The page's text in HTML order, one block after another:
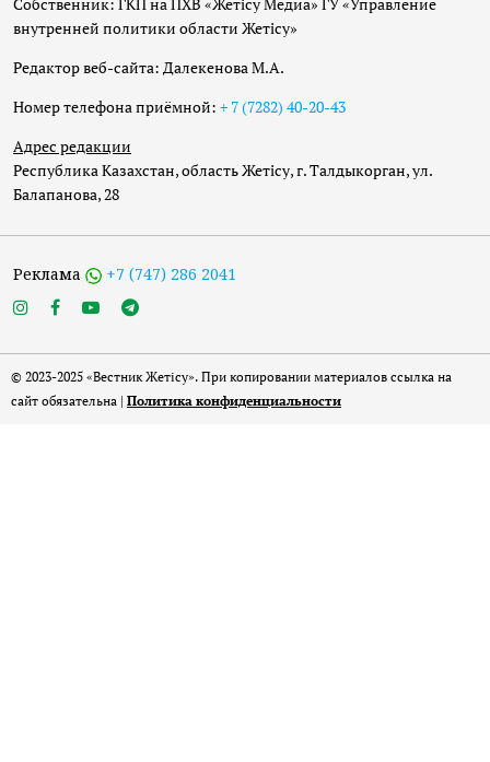
внутренней политики области Жетісу»
Редактор веб-сайта: Далекенова М.А.
Номер телефона приёмной: + 7 (7282) 40-20-43
Адрес редакции
Республика Казахстан, область Жетісу, г. Талдыкорган, ул.
Балапанова, 28
Реклама +7 (747) 286 2041
© 2023-2025 «Вестник Жетісу». При копировании материалов ссылка на
сайт обязательна | Политика конфиденциальности